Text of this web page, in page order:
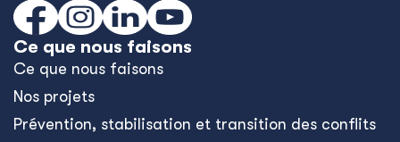
Ce que nous faisons
Ce que nous faisons
Nos projets
Prévention, stabilisation et transition des conflits